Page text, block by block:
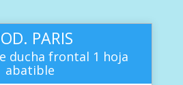
PARIS
ducha frontal 1 hoja
abatible